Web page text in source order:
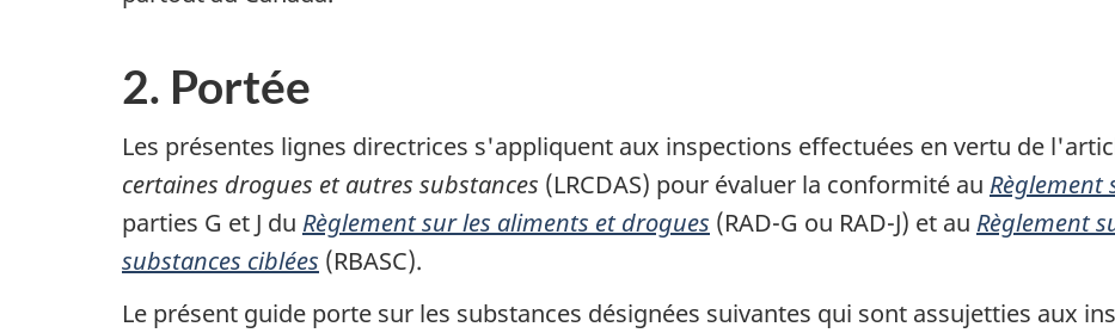
2. Portée
Les présentes lignes directrices s'appliquent aux inspections effectuées en vertu de
certaines drogues et autres substances (LRCDAS) pour évaluer la conformité au Règlement
parties G et J du Règlement sur les aliments et drogues (RAD-G ou RAD-J) et au Règlement
substances ciblées (RBASC).
Le présent guide porte sur les substances désignées suivantes qui sont assujetties aux